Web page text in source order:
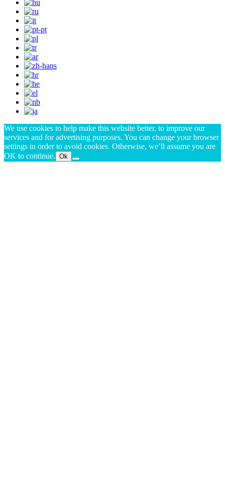
We use cookies to help make this website better, to improve our
services and for advertising purposes. You can change your browser
settings in order to avoid cookies. Otherwise, we’ll assume you are
OK to continue. Ok